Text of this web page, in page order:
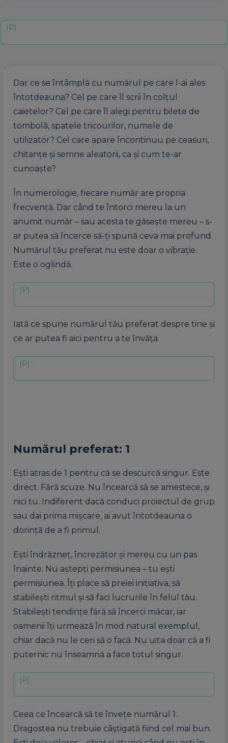
Dar ce se întâmplă cu numărul pe care l-ai ales
întotdeauna? Cel pe care îl scrii în colțul
caietelor? Cel pe care îl alegi pentru bilete de
tombolă, spatele tricourilor, numele de
utilizator? Cel care apare încontinuu pe ceasuri,
chitanțe și semne aleatorii, ca și cum te-ar
cunoaște?
În numerologie, fiecare număr are propria
frecvență. Dar când te întorci mereu la un
anumit număr – sau acesta te găsește mereu – s-
ar putea să încerce să-ți spună ceva mai profund.
Numărul tău preferat nu este doar o vibrație.
Este o oglindă.
Iată ce spune numărul tău preferat despre tine și
ce ar putea fi aici pentru a te învăța.
Numărul preferat: 1
Ești atras de 1 pentru că se descurcă singur. Este
direct. Fără scuze. Nu încearcă să se amestece, și
nici tu. Indiferent dacă conduci proiectul de grup
sau dai prima mișcare, ai avut întotdeauna o
dorință de a fi primul.
Ești îndrăzneț, încrezător și mereu cu un pas
înainte. Nu aștepți permisiunea – tu ești
permisiunea. Îți place să preiei inițiativa, să
stabilești ritmul și să faci lucrurile în felul tău.
Stabilești tendințe fără să încerci măcar, iar
oamenii îți urmează în mod natural exemplul,
chiar dacă nu le ceri să o facă. Nu uita doar că a fi
puternic nu înseamnă a face totul singur.
Ceea ce încearcă să te învețe numărul 1:
Dragostea nu trebuie câștigată fiind cel mai bun.